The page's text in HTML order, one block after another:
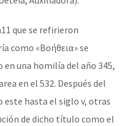
que se refirieron
como «Βοήθεια» se
una homilía del año 345,
en el 532. Después del
hasta el siglo v, otras
de dicho título como el